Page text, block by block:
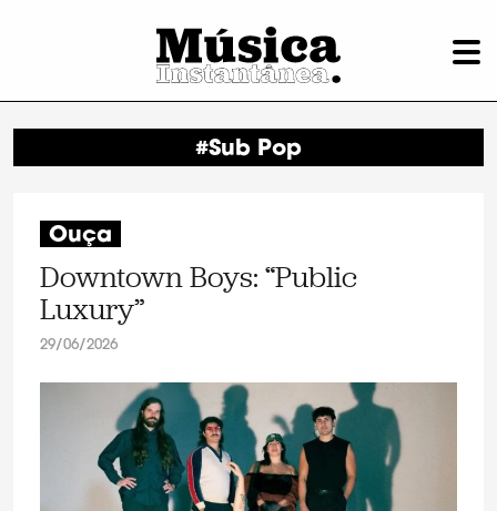
#Sub Pop
Ouça
Downtown Boys: “Public
Luxury”
29/06/2026